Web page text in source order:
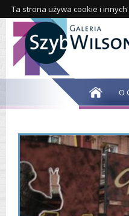
Ta strona używa cookie i
O